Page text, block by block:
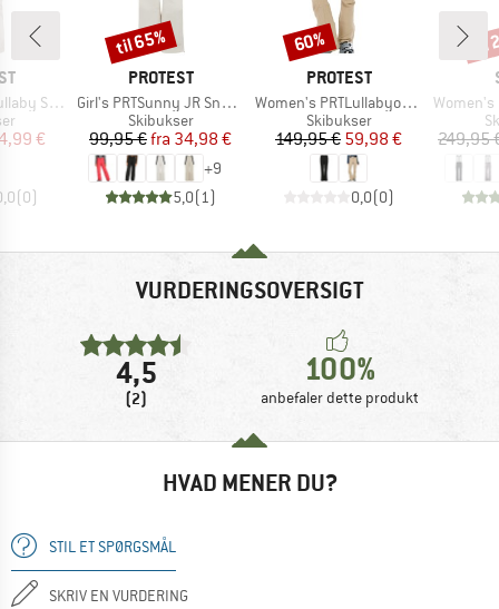
Snowpants
pris
€
(0)
MÆRKE
PROTEST
Artikel
Girl's PRTSunny JR Snowpants
Produktgruppe
Skibukser
Pris
99,95 € Nedsat pris
fra 34,98 €
+9
5,0(1)
Rabat
til 65%
MÆRKE
PROTEST
Artikel
Women's PRTLullabyos Snowpants
Produktgruppe
Skibukser
Pris
149,95 €Nedsat pris
59,98 €
0,0(0)
Rabat
60%
Artikel
Women's
249,95
VURDERINGSOVERSIGT
4,5
(2)
100%
anbefaler dette produkt
HVAD MENER DU?
STIL ET SPØRGSMÅL
SKRIV EN VURDERING